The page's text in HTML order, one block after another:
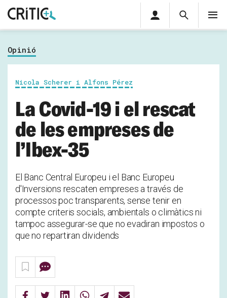
Cerca
Cerca
privada
Inicia sessió
Opinió
Nicola Scherer i Alfons Pérez
La Covid-19 i el rescat
de les empreses de
l’Ibex-35
El Banc Central Europeu i el Banc Europeu
d'Inversions rescaten empreses a través de
processos poc transparents, sense tenir en
compte criteris socials, ambientals o climàtics ni
tampoc assegurar-se que no evadiran impostos o
que no repartiran dividends